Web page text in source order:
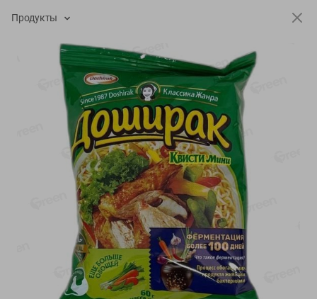
Местное Известное 99%
Местное известное 20 шт
упак Солигорска п/ф
20шт в уп
Показано 1-14 из 79
Показать 15-28 из 79
Каталог товаров
Специально для вас
Продукты